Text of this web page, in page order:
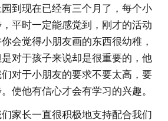
到现在已经有三个月了，每个小
平时一定能感觉到，刚才的活动
会觉得小朋友画的东西很幼稚，
对于孩子来说却是很重要的，他
对于小朋友的要求不要太高，要
使他有信心才会有学习的兴趣。
家长一直很积极地支持配合我们